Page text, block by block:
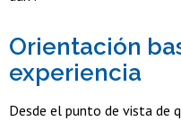
Orientación
experiencia
Desde el punto de vista de